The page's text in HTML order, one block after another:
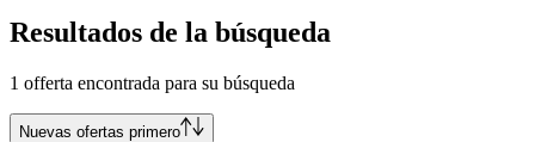
Piaggio Vespa 50 SS
Resultados de la búsqueda
1 offerta encontrada para su búsqueda
Nuevas ofertas primero